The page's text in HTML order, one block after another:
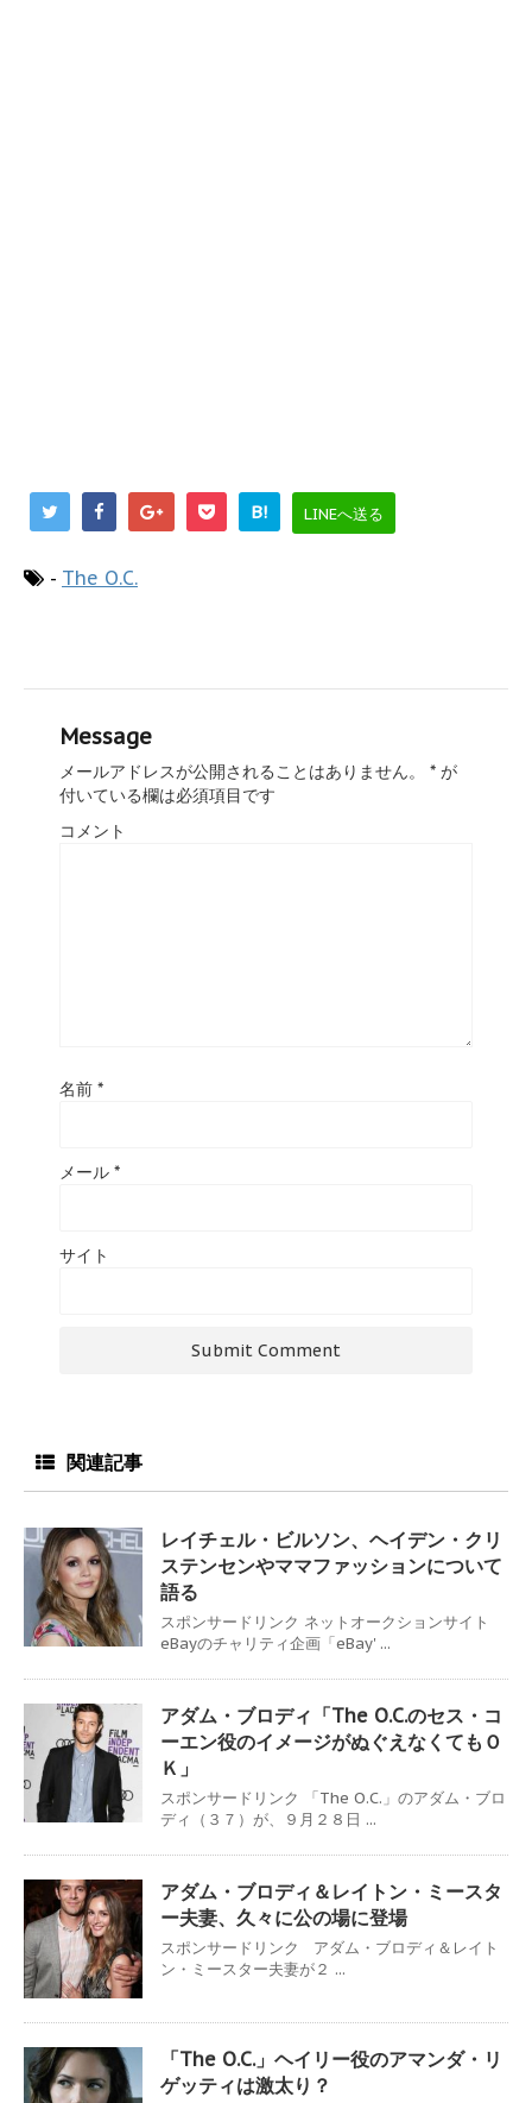
B! LINEへ送る
- The O.C.
Message
メールアドレスが公開されることはありません。 * が
付いている欄は必須項目です
コメント
名前 *
メール *
サイト
関連記事
レイチェル・ビルソン、ヘイデン・クリ
ステンセンやママファッションについて
語る
スポンサードリンク ネットオークションサイト
eBayのチャリティ企画「eBay' ...
アダム・ブロディ「The O.C.のセス・コ
ーエン役のイメージがぬぐえなくてもＯ
Ｋ」
スポンサードリンク 「The O.C.」のアダム・ブロ
ディ（３７）が、９月２８日 ...
アダム・ブロディ＆レイトン・ミースタ
ー夫妻、久々に公の場に登場
スポンサードリンク アダム・ブロディ＆レイト
ン・ミースター夫妻が２ ...
「The O.C.」ヘイリー役のアマンダ・リ
ゲッティは激太り？